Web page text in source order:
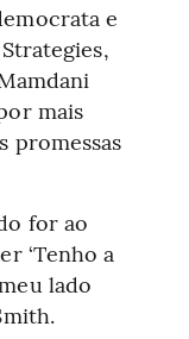
e
mais
promessas
for ao
‘Tenho a
lado